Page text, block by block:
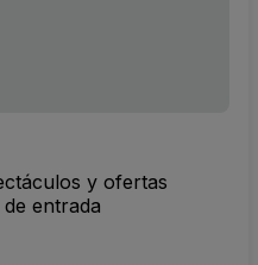
y ofertas
entrada